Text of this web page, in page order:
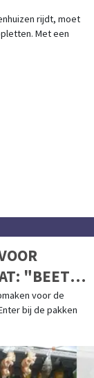
rijdt, moet
Met een
"BEETJE
voor de
bij de pakken